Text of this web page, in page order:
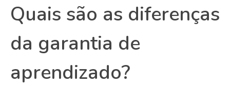
Quais são as diferenças
da garantia de
aprendizado?